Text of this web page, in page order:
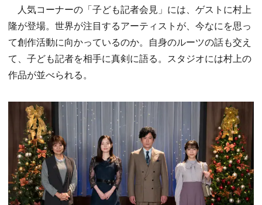
人気コーナーの「子ども記者会見」には、ゲストに村上
隆が登場。世界が注目するアーティストが、今なにを思っ
て創作活動に向かっているのか。自身のルーツの話も交え
て、子ども記者を相手に真剣に語る。スタジオには村上の
作品が並べられる。